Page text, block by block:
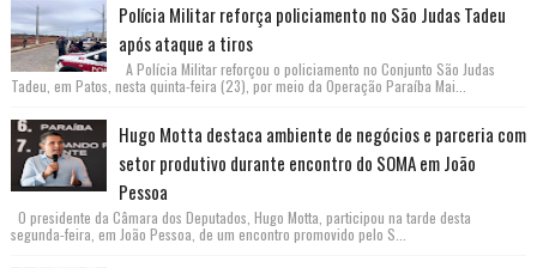
Polícia Militar reforça policiamento no São Judas Tadeu
após ataque a tiros
A Polícia Militar reforçou o policiamento no Conjunto São Judas
Tadeu, em Patos, nesta quinta-feira (23), por meio da Operação Paraíba Mai...
Hugo Motta destaca ambiente de negócios e parceria com
setor produtivo durante encontro do SOMA em João
Pessoa
O presidente da Câmara dos Deputados, Hugo Motta, participou na tarde desta
segunda-feira, em João Pessoa, de um encontro promovido pelo S...